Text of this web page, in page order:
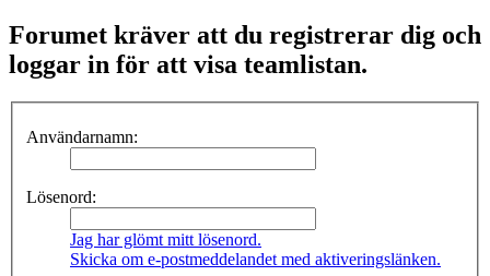
Forumet kräver att du registrerar dig och
loggar in för att visa teamlistan.
Användarnamn:
Lösenord:
Jag har glömt mitt lösenord.
Skicka om e-postmeddelandet med aktiveringslänken.